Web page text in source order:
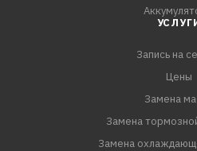
Запись на
Цены
Замена
Замена
Замена